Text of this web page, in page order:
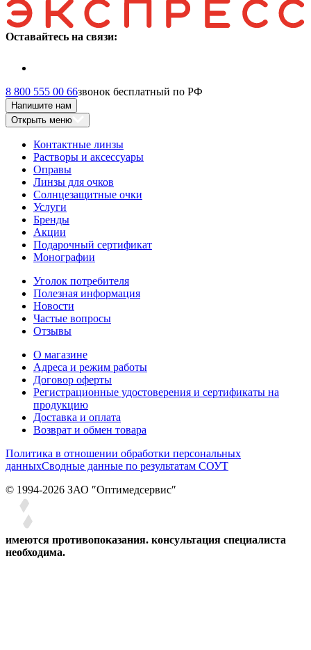
Оставайтесь на связи:
8 800 555 00 66звонок бесплатный по РФ
Напишите нам
Открыть меню
Контактные линзы
Растворы и аксессуары
Оправы
Линзы для очков
Солнцезащитные очки
Услуги
Бренды
Акции
Подарочный сертификат
Монографии
Уголок потребителя
Полезная информация
Новости
Частые вопросы
Отзывы
О магазине
Адреса и режим работы
Договор оферты
Регистрационные удостоверения и сертификаты на
продукцию
Доставка и оплата
Возврат и обмен товара
Политика в отношении обработки персональных
данныхСводные данные по результатам СОУТ
© 1994-2026 ЗАО ″Оптимедсервис″
имеются противопоказания. консультация специалиста
необходима.